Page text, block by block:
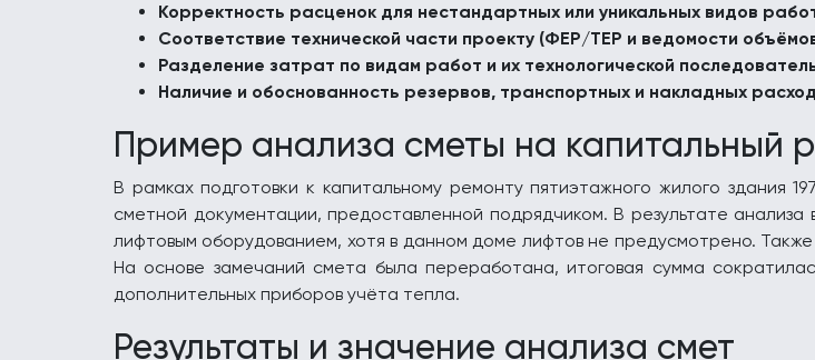
Корректность расценок для нестандартных или уникальных видов
Соответствие технической части проекту (ФЕР/ТЕР и ведомости
Разделение затрат по видам работ и их технологической
Наличие и обоснованность резервов, транспортных и накладных
Пример анализа сметы на капитальный
В рамках подготовки к капитальному ремонту пятиэтажного жилого здания
сметной документации, предоставленной подрядчиком. В результате
лифтовым оборудованием, хотя в данном доме лифтов не предусмотрено.
На основе замечаний смета была переработана, итоговая сумма
дополнительных приборов учёта тепла.
Результаты и значение анализа смет